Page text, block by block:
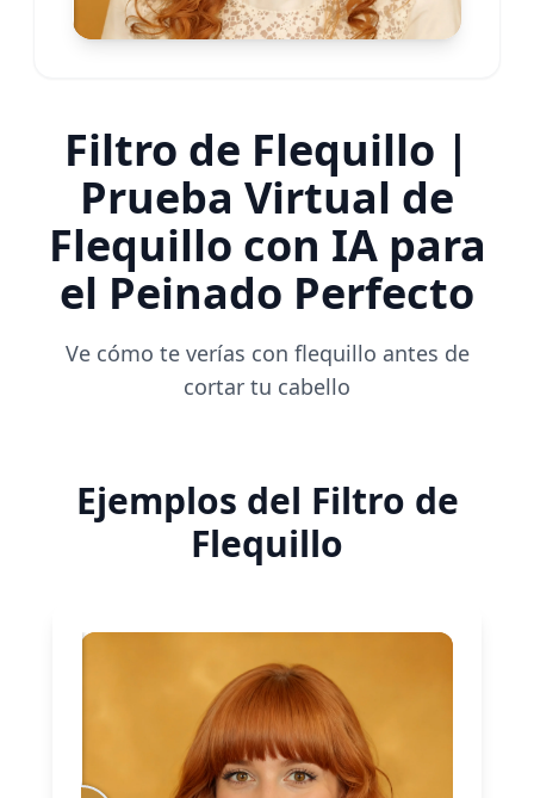
Filtro de Flequillo |
Prueba Virtual de
Flequillo con IA para
el Peinado Perfecto
Ve cómo te verías con flequillo antes de
cortar tu cabello
Ejemplos del Filtro de
Flequillo